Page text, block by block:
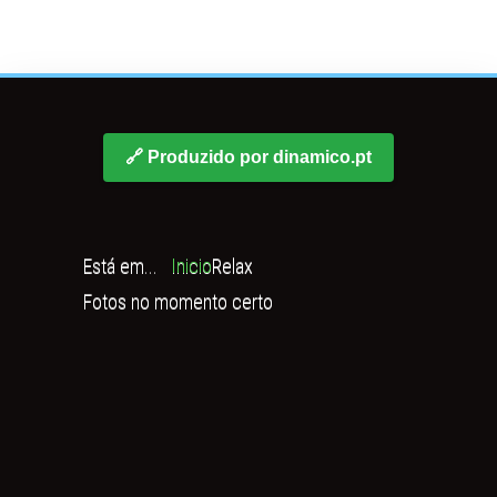
🔗 Produzido por dinamico.pt
Está em... InicioRelax
Fotos no momento certo